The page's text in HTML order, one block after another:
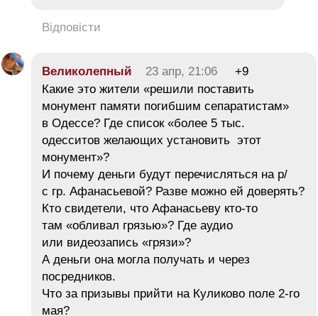
Відповісти
Великолепный 23 апр, 21:06
+9
Какие это жители «решили поставить
монумент памяти погибшим сепаратистам»
в Одессе? Где список «более 5 тыс.
одесситов желающих установить этот
монумент»?
И почему деньги будут перечисляться на р/
с гр. Афанасьевой? Разве можно ей доверять?
Кто свидетели, что Афанасьеву кто-то
там «обливал грязью»? Где аудио
или видеозапись «грязи»?
А деньги она могла получать и через
посредников.
Что за призывы прийти на Куликово поле 2-го
мая?